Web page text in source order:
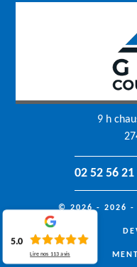
9 h
02 52 56 21
© 2026 - 2026 -
5.0
Lire nos 113 avis